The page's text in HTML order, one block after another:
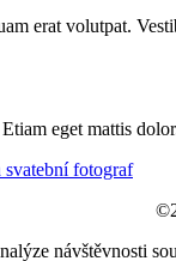
erat volutpat.
eget mattis
návštěvnosti